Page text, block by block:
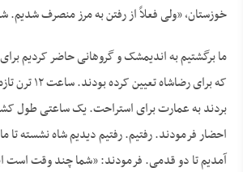
خوزستان، «ولی فعلاً از رفتن به مرز منصرف شدیم.
ما برگشتیم به اندیمشک و گروهانی حاضر کردیم
که برای
بردند به عمارت برای استراحت. یک ساعتی طول
احضار فرمودند. رفتیم. رفتیم دیدیم شاه نشسته تا
آمدیم تا دو قدمی. فرمودند: «شما چند وقت است